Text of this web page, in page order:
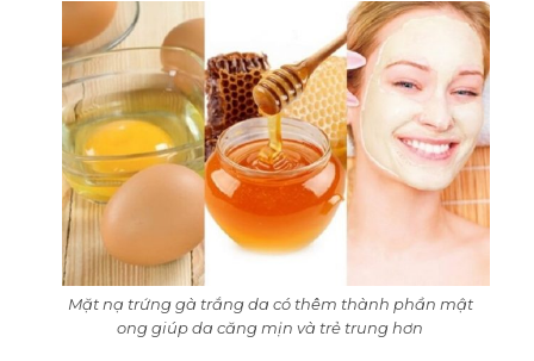
Mặt nạ trứng gà trắng da có thêm thành phần mật
ong giúp da căng mịn và trẻ trung hơn